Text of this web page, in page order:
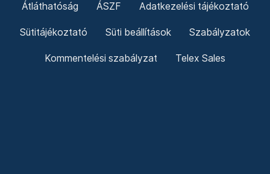
Átláthatóság ÁSZF Adatkezelési tájékoztató
Sütitájékoztató Süti beállítások Szabályzatok
Kommentelési szabályzat Telex Sales